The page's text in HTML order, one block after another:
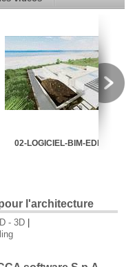
02-LOGICIEL-BIM-EDIFICIUS
l'architecture
- 3D